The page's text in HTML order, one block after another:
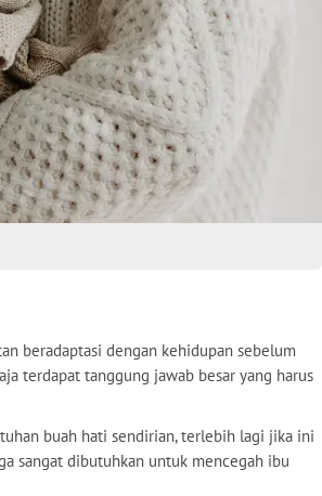
beradaptasi dengan kehidupan sebelum
terdapat tanggung jawab besar yang harus
buah hati sendirian, terlebih lagi jika ini
sangat dibutuhkan untuk mencegah ibu